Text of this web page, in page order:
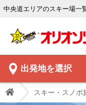
中央道エリアのスキー場一
出発地を選択
スキー・スノボ